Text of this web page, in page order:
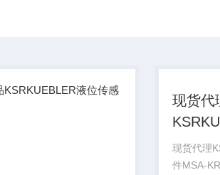
现货代
MSA-
现货代理
件MSA-